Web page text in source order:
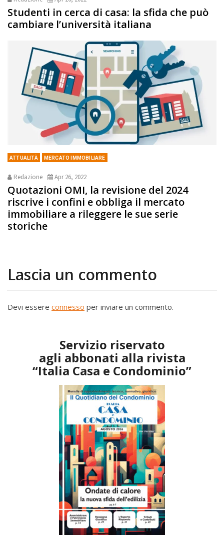
Studenti in cerca di casa: la sfida che può
cambiare l’università italiana
ATTUALITÀ MERCATO IMMOBILIARE
Redazione Apr 26, 2022
Quotazioni OMI, la revisione del 2024
riscrive i confini e obbliga il mercato
immobiliare a rileggere le sue serie
storiche
Lascia un commento
Devi essere connesso per inviare un commento.
Servizio riservato
agli abbonati alla rivista
“Italia Casa e Condominio”